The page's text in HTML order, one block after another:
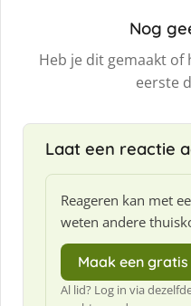
Nog
Heb je dit gemaakt of
eerste
Laat een reactie
Reageren kan met
weten andere
Maak een
Al lid? Log in via